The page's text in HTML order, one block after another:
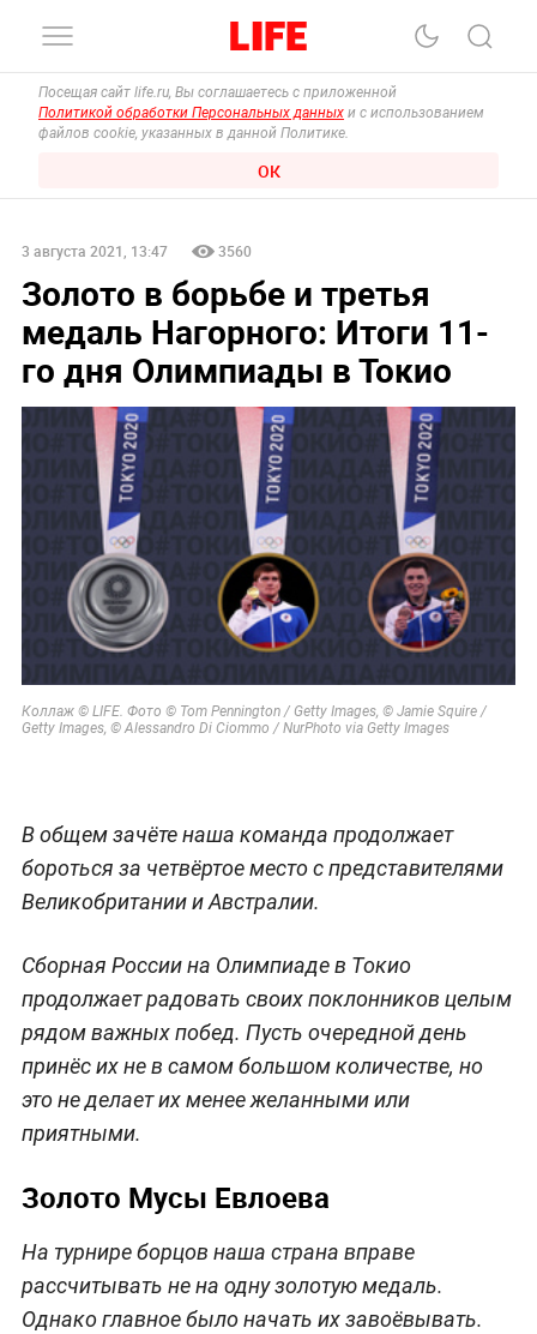
Посещая сайт life.ru, Вы соглашаетесь с приложенной
Политикой обработки Персональных данных и с использованием
файлов cookie, указанных в данной Политике.
ОК
3 августа 2021, 13:47 3560
Золото в борьбе и третья
медаль Нагорного: Итоги 11-
го дня Олимпиады в Токио
Коллаж © LIFE. Фото © Tom Pennington / Getty Images, © Jamie Squire /
Getty Images, © Alessandro Di Ciommo / NurPhoto via Getty Images
В общем зачёте наша команда продолжает
бороться за четвёртое место с представителями
Великобритании и Австралии.
Сборная России на Олимпиаде в Токио
продолжает радовать своих поклонников целым
рядом важных побед. Пусть очередной день
принёс их не в самом большом количестве, но
это не делает их менее желанными или
приятными.
Золото Мусы Евлоева
На турнире борцов наша страна вправе
рассчитывать не на одну золотую медаль.
Однако главное было начать их завоёвывать.